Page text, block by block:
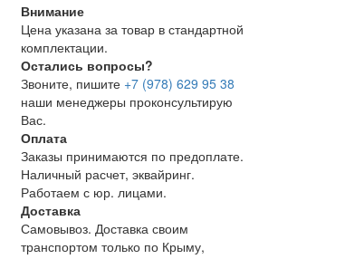
Внимание
Цена указана за товар в стандартной
комплектации.
Остались вопросы?
Звоните, пишите +7 (978) 629 95 38
наши менеджеры проконсультирую
Вас.
Оплата
Заказы принимаются по предоплате.
Наличный расчет, эквайринг.
Работаем с юр. лицами.
Доставка
Самовывоз. Доставка своим
транспортом только по Крыму,